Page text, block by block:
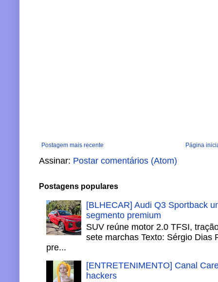
Postagem mais recente Página
Assinar: Postar comentários (Atom)
Postagens populares
[BLHECAR] Audi Q3 Sportback
segmento premium
SUV reúne motor 2.0 TFSI,
sete marchas Texto: Sérgio Dias
pre...
[ENTRETENIMENTO] Canal
hackers